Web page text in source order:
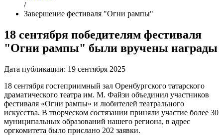
/
Завершение фестиваля "Огни рампы"
18 сентября победителям фестиваля
"Огни рампы" были вручены награды
Дата публикации: 19 сентября 2025
18 сентября гостеприимный зал Оренбургского татарского
драматического театра им. М. Файзи объединил участников
фестиваля «Огни рампы» и любителей театрального
искусства. В творческом состязании приняли участие более 30
муниципальных образований нашего региона, в адрес
оргкомитета было прислано 202 заявки.